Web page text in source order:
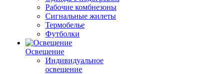
Рабочие комбнезоны
Сигнальные жилеты
Термобелье
Футболки
Освещение
Индивидуальное
освещение